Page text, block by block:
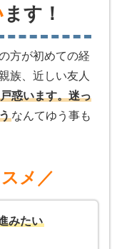
ます！
方が初めての経
族、近しい友人
惑います。迷っ
なんてゆう事も
メ／
みたい